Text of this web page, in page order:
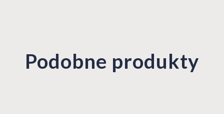
Podobne produkty